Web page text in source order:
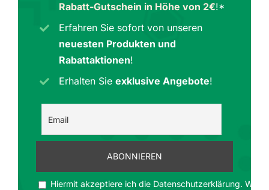
Rabatt-Gutschein in Höhe von 2€!*
Erfahren Sie sofort von unseren
neuesten Produkten und
Rabattaktionen!
Erhalten Sieexklusive Angebote!
Hiermit akzeptiere ich die Datenschutzerklärung. Wir